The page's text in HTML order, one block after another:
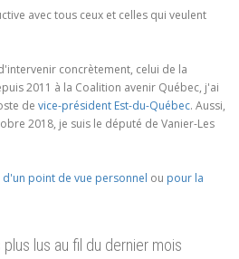
avec tous ceux et celles qui veulent
concrètement, celui de la
2011 à la Coalition avenir Québec, j'ai
de vice-président Est-du-Québec. Aussi,
2018, je suis le député de Vanier-Les
d'un point de vue personnel ou pour la
lus au fil du dernier mois